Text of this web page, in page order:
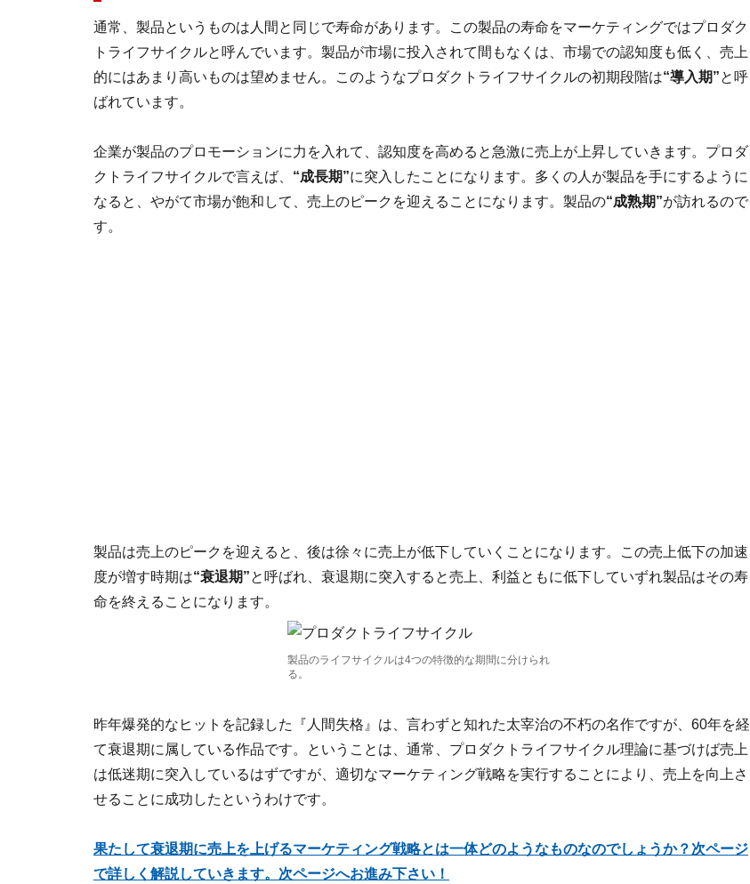
通常、製品というものは人間と同じで寿命があります。この製品の寿命をマーケティングではプロダク
トライフサイクルと呼んでいます。製品が市場に投入されて間もなくは、市場での認知度も低く、売上
的にはあまり高いものは望めません。このようなプロダクトライフサイクルの初期段階は“導入期”と呼
ばれています。
企業が製品のプロモーションに力を入れて、認知度を高めると急激に売上が上昇していきます。プロダ
クトライフサイクルで言えば、 “成長期”に突入したことになります。多くの人が製品を手にするように
なると、やがて市場が飽和して、売上のピークを迎えることになります。製品の“成熟期”が訪れるので
す。
製品は売上のピークを迎えると、後は徐々に売上が低下していくことになります。この売上低下の加速
度が増す時期は“衰退期”と呼ばれ、衰退期に突入すると売上、利益ともに低下していずれ製品はその寿
命を終えることになります。
製品のライフサイクルは4つの特徴的な期間に分けられ
る。
昨年爆発的なヒットを記録した『人間失格』は、言わずと知れた太宰治の不朽の名作ですが、60年を経
て衰退期に属している作品です。ということは、通常、プロダクトライフサイクル理論に基づけば売上
は低迷期に突入しているはずですが、適切なマーケティング戦略を実行することにより、売上を向上さ
せることに成功したというわけです。
果たして衰退期に売上を上げるマーケティング戦略とは一体どのようなものなのでしょうか？次ページ
で詳しく解説していきます。次ページへお進み下さい！